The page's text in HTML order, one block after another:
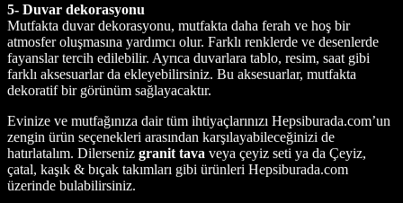
5- Duvar dekorasyonu
Mutfakta duvar dekorasyonu, mutfakta daha ferah ve hoş bir
atmosfer oluşmasına yardımcı olur. Farklı renklerde ve desenlerde
fayanslar tercih edilebilir. Ayrıca duvarlara tablo, resim, saat gibi
farklı aksesuarlar da ekleyebilirsiniz. Bu aksesuarlar, mutfakta
dekoratif bir görünüm sağlayacaktır.
Evinize ve mutfağınıza dair tüm ihtiyaçlarınızı Hepsiburada.com’un
zengin ürün seçenekleri arasından karşılayabileceğinizi de
hatırlatalım. Dilerseniz granit tava veya çeyiz seti ya da Çeyiz,
çatal, kaşık & bıçak takımları gibi ürünleri Hepsiburada.com
üzerinde bulabilirsiniz.